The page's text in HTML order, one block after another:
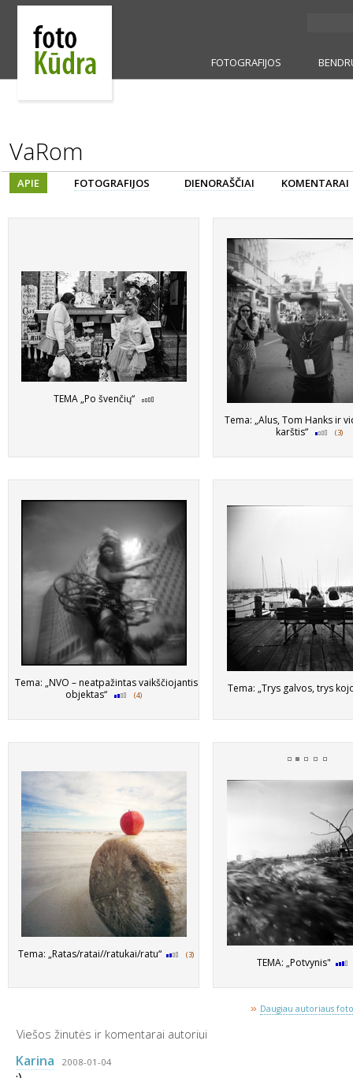
FOTOGRAFIJOS
VaRom
APIE FOTOGRAFIJOS DIENORAŠČIAI KOMENTARAI
TEMA „Po švenčių“
Tema: „Alus, Tom Hanks ir
karštis“
(3)
Tema: „NVO – neatpažintas vaikščiojantis
objektas“
(4)
Tema: „Trys galvos, trys
Tema: „Ratas/ratai//ratukai/ratu“ (3)
TEMA: „Potvynis"
» Daugiau autoriaus
Viešos žinutės ir komentarai autoriui
Karina 2008-01-04